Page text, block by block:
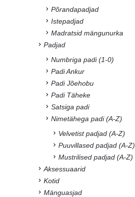
Põrandapadjad
Istepadjad
Madratsid mängunurka
Padjad
Numbriga padi (1-0)
Padi Ankur
Padi Jõehobu
Padi Täheke
Satsiga padi
Nimetähega padi (A-Z)
Velvetist padjad (A-Z)
Puuvillased padjad (A-Z)
Mustrilised padjad (A-Z)
Aksessuaarid
Kotid
Mänguasjad